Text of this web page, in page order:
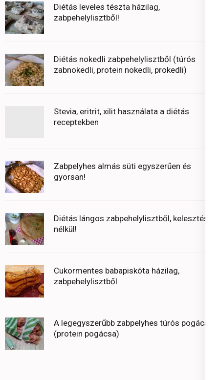
Diétás leveles tészta házilag,
zabpehelylisztből!
Diétás nokedli zabpehelylisztből (túrós
zabnokedli, protein nokedli, prokedli)
Stevia, eritrit, xilit használata a diétás
receptekben
Zabpelyhes almás süti egyszerűen és
gyorsan!
Diétás lángos zabpehelylisztből, kelesztés
nélkül!
Cukormentes babapiskóta házilag,
zabpehelylisztből
A legegyszerűbb zabpelyhes túrós pogácsa
(protein pogácsa)